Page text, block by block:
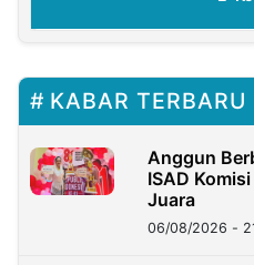
KABAR TERBARU
Anggun
ISAD
Juara
06/08/2026 -